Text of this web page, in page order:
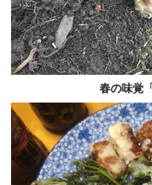
春の味覚